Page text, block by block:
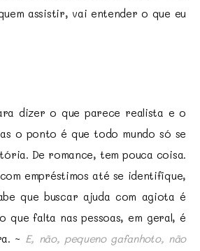
assistir, vai entender o que eu
dizer o que parece realista e o
o ponto é que todo mundo só se
De romance, tem pouca coisa.
empréstimos até se identifique,
que buscar ajuda com agiota é
falta nas pessoas, em geral, é
~ E, não, pequeno gafanhoto, não